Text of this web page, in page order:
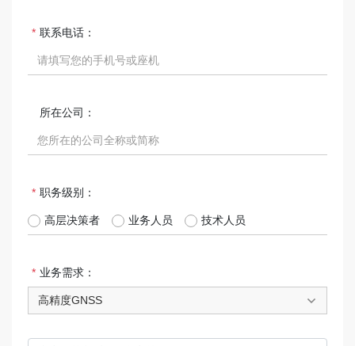
联系电话：
所在公司：
职务级别：
高层决策者 业务人员 技术人员
业务需求：
高精度GNSS